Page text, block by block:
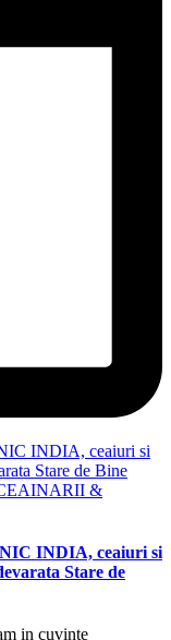
&
INDIA, ceaiuri si
Stare de
in cuvinte